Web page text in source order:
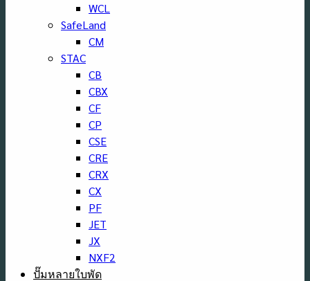
WCL
SafeLand
CM
STAC
CB
CBX
CF
CP
CSE
CRE
CRX
CX
PF
JET
JX
NXF2
ปั๊มหลายใบพัด